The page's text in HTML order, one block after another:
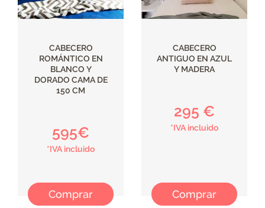
CABECERO
ROMÁNTICO EN
BLANCO Y
DORADO CAMA DE
150 CM
595€
*IVA incluido
Comprar
CABECERO
ANTIGUO EN AZUL
Y MADERA
295 €
*IVA incluido
Comprar